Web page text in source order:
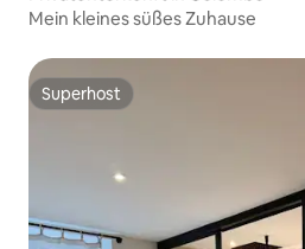
Mein kleines süßes Zuhause
Superhost
Superhost